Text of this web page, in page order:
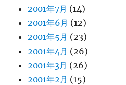
2001年7月 (14)
2001年6月 (12)
2001年5月 (23)
2001年4月 (26)
2001年3月 (26)
2001年2月 (15)